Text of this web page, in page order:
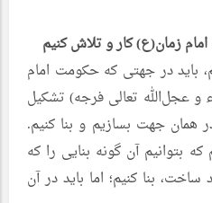
زمان(ع) کار و تلاش کنیم
باید در جهتی که حکومت امام
و عجل‌الله تعالی فرجه) تشکیل
همان جهت بسازیم و بنا کنیم.
بتوانیم آن گونه بنایی را که
بنا کنیم؛ اما باید در آن